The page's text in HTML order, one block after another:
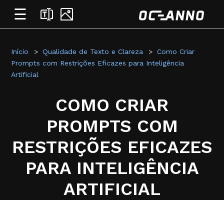
☰
Início Qualidade de Texto e Clareza
Como Criar
Prompts com Restrições Eficazes para Inteligência
Artificial
COMO CRIAR
PROMPTS COM
RESTRIÇÕES EFICAZES
PARA INTELIGÊNCIA
ARTIFICIAL